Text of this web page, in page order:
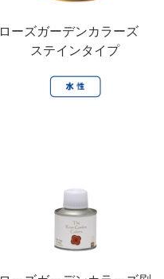
ローズガーデンカラーズ
ステインタイプ